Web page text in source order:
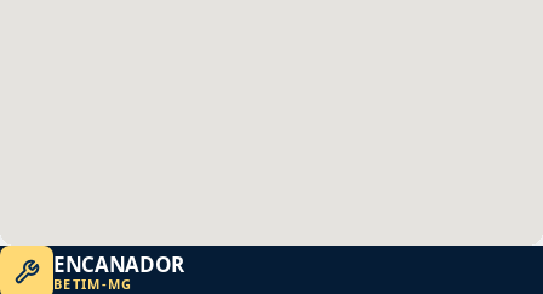
ENCANADOR
BETIM-MG